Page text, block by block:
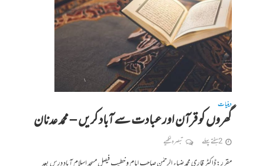
دینیات
گھروں کو قرآن اور عبادت سے آباد کریں – محمد عدنان
2 ہفتے پہلے تبصرہ لکھیے